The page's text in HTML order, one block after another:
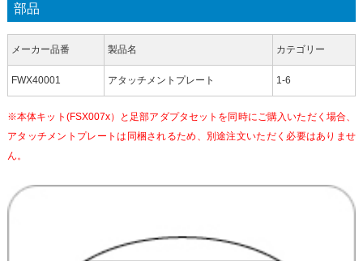
部品
メーカー品番 製品名 カテゴリー
FWX40001 アタッチメントプレート 1-6
※本体キット(FSX007x）と足部アダプタセットを同時にご購入いただく場合、
アタッチメントプレートは同梱されるため、別途注文いただく必要はありませ
ん。